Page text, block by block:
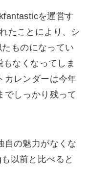
を運営す
たことにより、シ
ものになってい
なくなってしま
カレンダーは今年
でしっかり残って
自の魅力がなくな
以前と比べると